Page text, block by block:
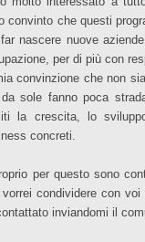
convinto che questi
nascere nuove
per di più con
convinzione che non
sole fanno poca
la crescita, lo
concreti.
per questo sono
condividere con
inviandomi il